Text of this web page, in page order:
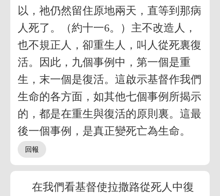
以，祂仍然留住原地兩天，直等到那病
人死了。（約十一6。）主不改造人，
也不規正人，卻重生人，叫人從死裏復
活。因此，九個事例中，第一個是重
生，末一個是復活。這啟示基督作我們
生命的各方面，如其他七個事例所揭示
的，都是在重生與復活的原則裏。這最
後一個事例，是真正變死亡為生命。
在我們看基督使拉撒路從死人中復